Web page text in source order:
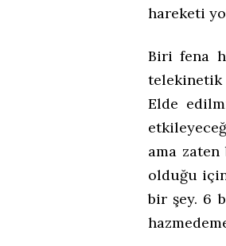
hareketi
Biri fena
telekinetik
Elde
ama
olduğu
bir şey. 6